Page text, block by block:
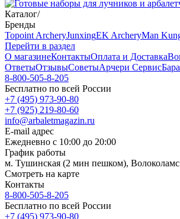
Каталог/
Бренды
Topoint ArcheryJunxingEK ArcheryMan
Перейти в раздел
О магазинеКонтактыОплата и Доставка
ОтветыОтзывыСоветыАрчери Сервис
8-800-505-8-205
Бесплатно по всей России
+7 (495) 973-90-80
+7 (925) 219-80-60
info@arbaletmagazin.ru
E-mail адрес
Ежедневно с 10:00 до 20:00
График работы
м. Тушинская (2 мин пешком),
Смотреть на карте
Контакты
8-800-505-8-205
Бесплатно по всей России
+7 (495) 973-90-80